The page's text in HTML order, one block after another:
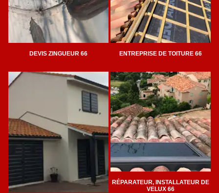
DEVIS ZINGUEUR 66 ENTREPRISE DE TOITURE 66
RÉPARATEUR, INSTALLATEUR DE
VELUX 66